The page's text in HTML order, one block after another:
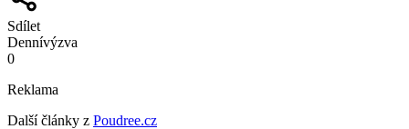
Sdílet
Dennívýzva
0
Reklama
Další články z Poudree.cz